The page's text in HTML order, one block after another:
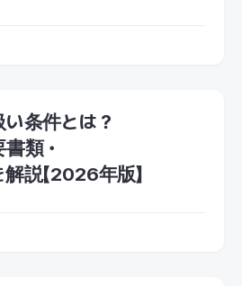
条件とは？
類・
説【2026年版】